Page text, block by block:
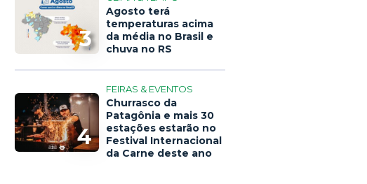
3
Agosto terá
temperaturas acima
da média no Brasil e
chuva no RS
4
FEIRAS & EVENTOS
Churrasco da
Patagônia e mais 30
estações estarão no
Festival Internacional
da Carne deste ano